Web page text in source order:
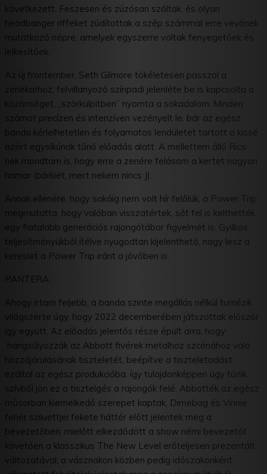
következett. Feszesen és zúzósan szóltak, és olyan
headbanger riffeket zúdítottak a szép számmal erre vevőnek
mutatkozó népre, amelyek egyszerre voltak fenyegetőek és
lelkesítőek.
Az új frontember, Seth Gilmore tökéletesen passzol a
zenekarhoz, felvillanyozó színpadi jelenléte be is kapcsolta a
közönséget, „szörkülpitben” nyomta a sokadalom. Minden
számot precízen és intenzíven vezényelt le, bár az egész
banda kérlelhetetlen és folyamatos lendületet tartott a kissé
azért egysíkúnak tűnő előadás alatt. A mellettem álló Rics-
nek mondtam is, hogy erre a zenére felásom a kertet nagyon
hamar (bárkiét, mert nekem nincs J).
Annak ellenére, hogy sokáig nem volt hír felőlük, a Power Trip
megmutatta, hogy valóban visszatértek, sőt fel is kelthették
egy fiatalabb generációs rajongótábor figyelmét is. Gyilkos
teljesítményükből ítélve nyugodtan kijelenthető, nagy lesz a
kereslet a Power Trip iránt a jövőben is.
PANTERA:
Ahogy írtam feljebb, a banda szinte megállás nélkül turnézik
világszerte úgy, hogy 2022 decemberében játszottak először
így együtt. Az előadás jelentős része épült arra, hogy
hangsúlyozzák az Abbott fivérek metalhoz szcénához való
hozzájárulásának tiszteletét, beépítve a tiszteletadást
ezáltal az egész produkcióba, így tulajdonképpen úgy tűnik,
szívből jön ez a tisztelgés a rajongók felé. Abbotték az egész
műsorban kiemelkedő szerepet kaptak, Dimebag és Vinnie
fehér sziluettjei fekete háttér előtt jelentek meg a
bevezetőben, mielőtt elkezdődött a show némi bevezetőt
követően a klasszikus The New Level erőteljesen prezentált
változatával, a vásznakon közben pedig időszakonként